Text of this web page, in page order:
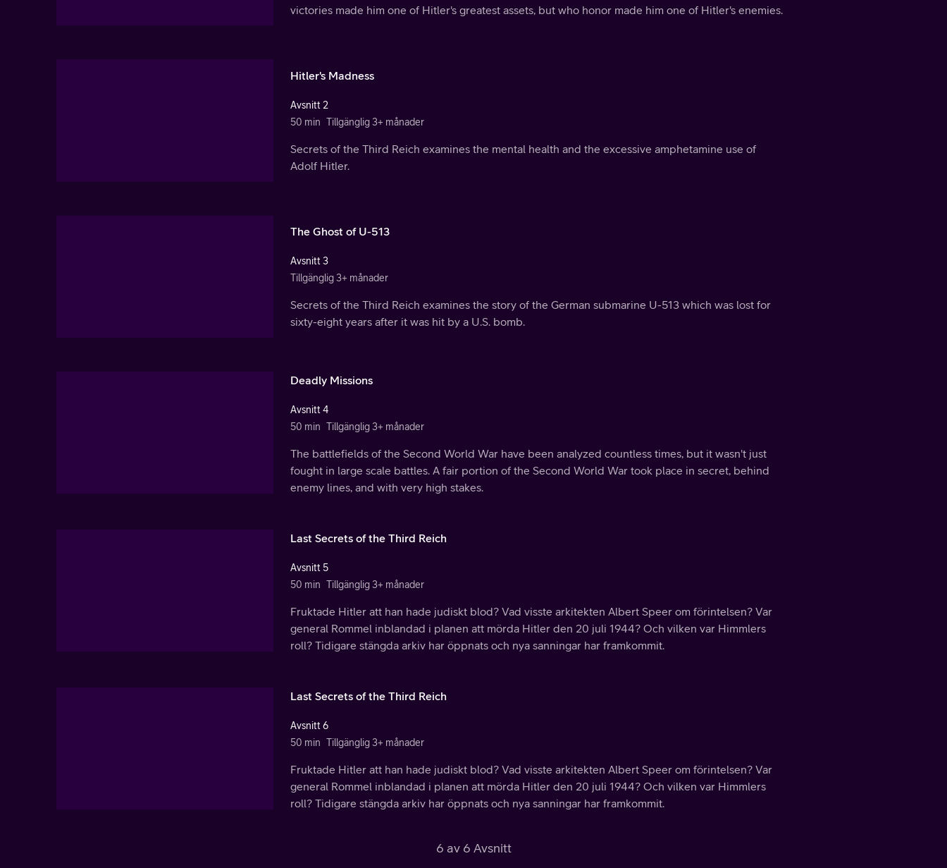
victories made him one of Hitler's greatest assets, but who honor made him one of Hitler's enemies.
Hitler's Madness
Avsnitt 2
50 min Tillgänglig 3+ månader
Secrets of the Third Reich examines the mental health and the excessive amphetamine use of
Adolf Hitler.
The Ghost of U-513
Avsnitt 3
Tillgänglig 3+ månader
Secrets of the Third Reich examines the story of the German submarine U-513 which was lost for
sixty-eight years after it was hit by a U.S. bomb.
Deadly Missions
Avsnitt 4
50 min Tillgänglig 3+ månader
The battlefields of the Second World War have been analyzed countless times, but it wasn't just
fought in large scale battles. A fair portion of the Second World War took place in secret, behind
enemy lines, and with very high stakes.
Last Secrets of the Third Reich
Avsnitt 5
50 min Tillgänglig 3+ månader
Fruktade Hitler att han hade judiskt blod? Vad visste arkitekten Albert Speer om förintelsen? Var
general Rommel inblandad i planen att mörda Hitler den 20 juli 1944? Och vilken var Himmlers
roll? Tidigare stängda arkiv har öppnats och nya sanningar har framkommit.
Last Secrets of the Third Reich
Avsnitt 6
50 min Tillgänglig 3+ månader
Fruktade Hitler att han hade judiskt blod? Vad visste arkitekten Albert Speer om förintelsen? Var
general Rommel inblandad i planen att mörda Hitler den 20 juli 1944? Och vilken var Himmlers
roll? Tidigare stängda arkiv har öppnats och nya sanningar har framkommit.
6 av 6 Avsnitt